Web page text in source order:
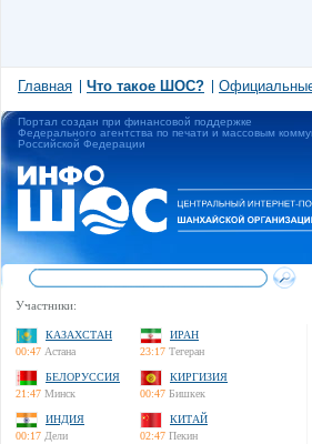
Главная Что такое ШОС?
Портал создан при финансовой поддержке
Федерального агентства по печати и массовым
Российской Федерации
Участники:
КАЗАХСТАН
00:47 Астана
ИРАН
23:17 Тегеран
БЕЛОРУССИЯ
21:47 Минск
КИРГИЗИЯ
00:47 Бишкек
ИНДИЯ
00:17 Дели
КИТАЙ
02:47 Пекин